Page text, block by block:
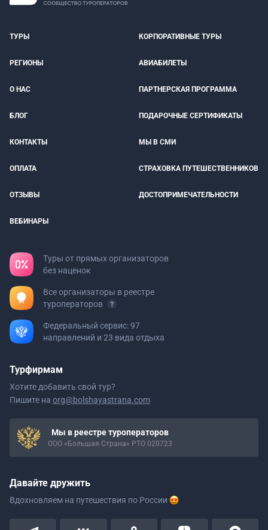
ТУРЫ КОРПОРАТИВНЫЕ ТУРЫ
РЕГИОНЫ АВИАБИЛЕТЫ
О НАС ПАРТНЕРСКАЯ ПРОГРАММА
БЛОГ ПОДАРОЧНЫЕ СЕРТИФИКАТЫ
КОНТАКТЫ МЫ В СМИ
ОПЛАТА СТРАХОВКА ПУТЕШЕСТВЕННИКОВ
ОТЗЫВЫ ДОСТОПРИМЕЧАТЕЛЬНОСТИ
ВЕБИНАРЫ
Туры от прямых организаторов
без наценок
Все организаторы в реестре
туроператоров
Федеральный сервис: 97
направлений и 23 вида отдыха
Турфирмам
Хотите добавить свой тур?
Пишите на org@bolshayastrana.com
Мы в реестре туроператоров
ООО «Большая Страна» РТО 020723
Давайте дружить
Вдохновляем на путешествия по России